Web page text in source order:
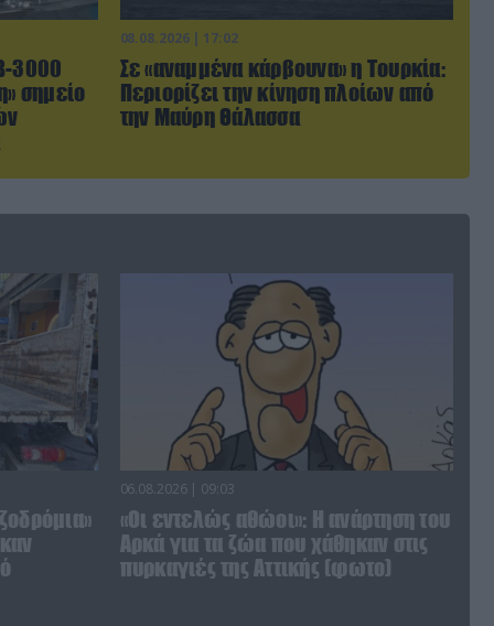
3000
σημείο
08.08.2026 | 17:02
Σε «αναμμένα κάρβουνα» η Τουρκία:
Περιορίζει την κίνηση πλοίων από
την Μαύρη Θάλασσα
06.08.2026 | 09:03
«Οι εντελώς αθώοι»: Η ανάρτηση του
Αρκά για τα ζώα που χάθηκαν στις
πυρκαγιές της Αττικής (φωτο)